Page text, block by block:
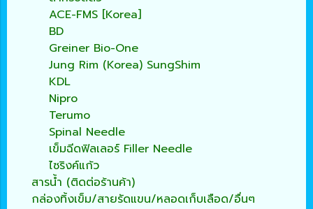
ACE-FMS [Korea]
BD
Greiner Bio-One
Jung Rim (Korea) SungShim
KDL
Nipro
Terumo
Spinal Needle
เข็มฉีดฟิลเลอร์ Filler Needle
ไซริงค์แก้ว
สารน้ำ (ติดต่อร้านค้า)
กล่องทิ้งเข็ม/สายรัดแขน/หลอดเก็บเลือด/อื่นๆ